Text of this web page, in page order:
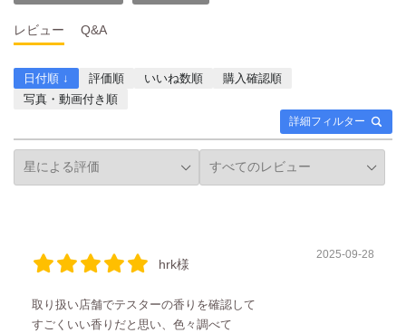
レビュー Q&A
詳細フィルター
日付順 ↓ 評価順 いいね数順
購入確認順
写真・動画付き順
hrk様
2025-09-28
取り扱い店舗でテスターの香りを確認して
すごくいい香りだと思い、色々調べて